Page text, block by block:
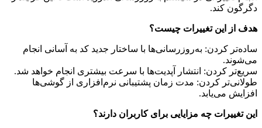
دگرگون کند.
هدف از این تغییرات چیست؟
ساده‌تر کردن: به‌روزرسانی‌ها با ساختار جدید کد به آسانی انجام
می‌شوند.
سریع‌تر کردن: انتشار آپدیت‌ها با سرعت بیشتری انجام خواهد شد.
طولانی‌تر کردن: مدت زمان پشتیبانی نرم‌افزاری از گوشی‌ها
افزایش می‌یابد.
این تغییرات چه مزایایی برای کاربران دارند؟